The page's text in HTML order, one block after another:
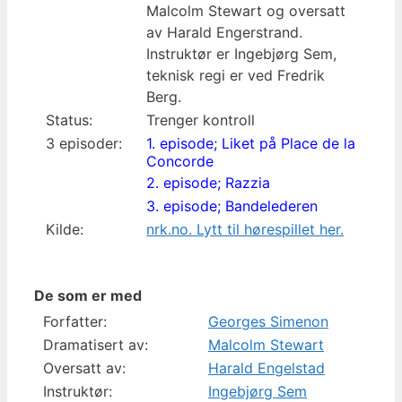
Malcolm Stewart og oversatt
av Harald Engerstrand.
Instruktør er Ingebjørg Sem,
teknisk regi er ved Fredrik
Berg.
Status:
Trenger kontroll
3 episoder:
1. episode; Liket på Place de la
Concorde
2. episode; Razzia
3. episode; Bandelederen
Kilde:
nrk.no. Lytt til hørespillet her.
De som er med
Forfatter:
Georges Simenon
Dramatisert av:
Malcolm Stewart
Oversatt av:
Harald Engelstad
Instruktør:
Ingebjørg Sem